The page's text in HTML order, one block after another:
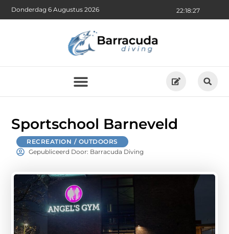
22:18:28
Donderdag 6 Augustus 2026
Sportschool Barneveld
RECREATION / OUTDOORS
Gepubliceerd Door: Barracuda Diving